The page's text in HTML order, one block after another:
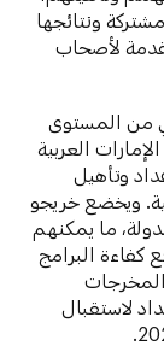
ونتائجها
لأصحاب
من المستوى
العربية
وتأهيل
ويخضع خريجو
ما يمكنهم
البرامج
لاستقبال